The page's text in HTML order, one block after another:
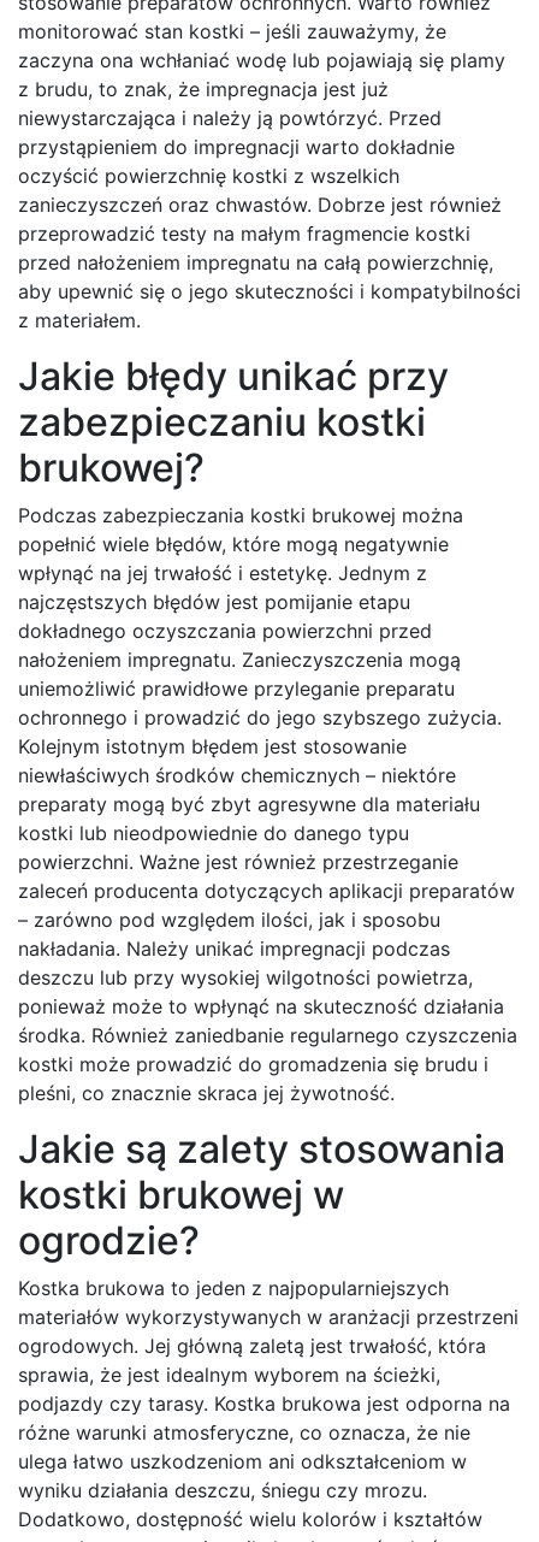
monitorować stan kostki – jeśli zauważymy, że
zaczyna ona wchłaniać wodę lub pojawiają się plamy
z brudu, to znak, że impregnacja jest już
niewystarczająca i należy ją powtórzyć. Przed
przystąpieniem do impregnacji warto dokładnie
oczyścić powierzchnię kostki z wszelkich
zanieczyszczeń oraz chwastów. Dobrze jest również
przeprowadzić testy na małym fragmencie kostki
przed nałożeniem impregnatu na całą powierzchnię,
aby upewnić się o jego skuteczności i kompatybilności
z materiałem.
Jakie błędy unikać przy
zabezpieczaniu kostki
brukowej?
Podczas zabezpieczania kostki brukowej można
popełnić wiele błędów, które mogą negatywnie
wpłynąć na jej trwałość i estetykę. Jednym z
najczęstszych błędów jest pomijanie etapu
dokładnego oczyszczania powierzchni przed
nałożeniem impregnatu. Zanieczyszczenia mogą
uniemożliwić prawidłowe przyleganie preparatu
ochronnego i prowadzić do jego szybszego zużycia.
Kolejnym istotnym błędem jest stosowanie
niewłaściwych środków chemicznych – niektóre
preparaty mogą być zbyt agresywne dla materiału
kostki lub nieodpowiednie do danego typu
powierzchni. Ważne jest również przestrzeganie
zaleceń producenta dotyczących aplikacji preparatów
– zarówno pod względem ilości, jak i sposobu
nakładania. Należy unikać impregnacji podczas
deszczu lub przy wysokiej wilgotności powietrza,
ponieważ może to wpłynąć na skuteczność działania
środka. Również zaniedbanie regularnego czyszczenia
kostki może prowadzić do gromadzenia się brudu i
pleśni, co znacznie skraca jej żywotność.
Jakie są zalety stosowania
kostki brukowej w
ogrodzie?
Kostka brukowa to jeden z najpopularniejszych
materiałów wykorzystywanych w aranżacji przestrzeni
ogrodowych. Jej główną zaletą jest trwałość, która
sprawia, że jest idealnym wyborem na ścieżki,
podjazdy czy tarasy. Kostka brukowa jest odporna na
różne warunki atmosferyczne, co oznacza, że nie
ulega łatwo uszkodzeniom ani odkształceniom w
wyniku działania deszczu, śniegu czy mrozu.
Dodatkowo, dostępność wielu kolorów i kształtów